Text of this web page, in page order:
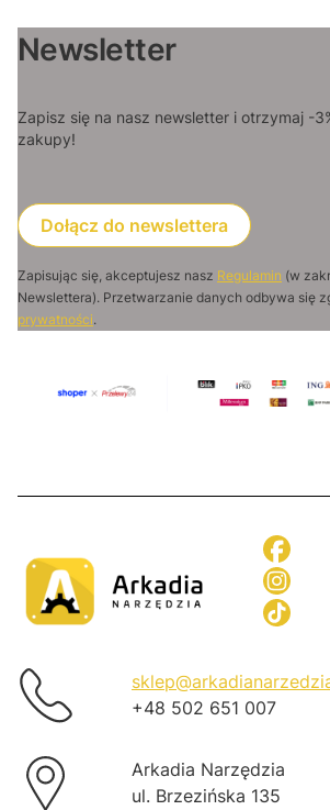
Newsletter
Zapisz się na nasz newsletter i otrzymaj -
zakupy!
Dołącz do newslettera
Zapisując się, akceptujesz nasz Regulamin (w
Newslettera). Przetwarzanie danych odbywa się
prywatności.
+48 502 651 007
Arkadia Narzędzia
ul. Brzezińska 135